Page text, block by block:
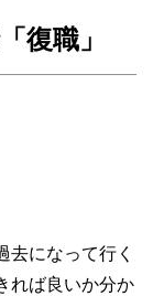
復職」
去になって行く
れば良いか分か